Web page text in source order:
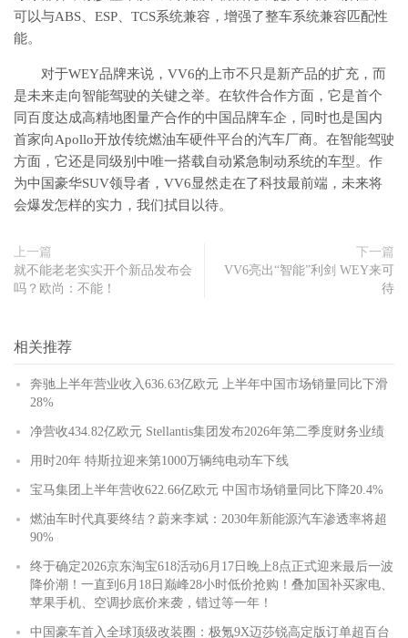
可以与ABS、ESP、TCS系统兼容，增强了整车系统兼容匹配性
能。
对于WEY品牌来说，VV6的上市不只是新产品的扩充，而
是未来走向智能驾驶的关键之举。在软件合作方面，它是首个
同百度达成高精地图量产合作的中国品牌车企，同时也是国内
首家向Apollo开放传统燃油车硬件平台的汽车厂商。在智能驾驶
方面，它还是同级别中唯一搭载自动紧急制动系统的车型。作
为中国豪华SUV领导者，VV6显然走在了科技最前端，未来将
会爆发怎样的实力，我们拭目以待。
上一篇
就不能老老实实开个新品发布会
吗？欧尚：不能！
下一篇
VV6亮出“智能”利剑 WEY来可
待
相关推荐
奔驰上半年营业收入636.63亿欧元 上半年中国市场销量同比下滑
28%
净营收434.82亿欧元 Stellantis集团发布2026年第二季度财务业绩
用时20年 特斯拉迎来第1000万辆纯电动车下线
宝马集团上半年营收622.66亿欧元 中国市场销量同比下降20.4%
燃油车时代真要终结？蔚来李斌：2030年新能源汽车渗透率将超
90%
终于确定2026京东淘宝618活动6月17日晚上8点正式迎来最后一波
降价潮！一直到6月18日巅峰28小时低价抢购！叠加国补买家电、
苹果手机、空调抄底价来袭，错过等一年！
中国豪车首入全球顶级改装圈：极氪9X迈莎锐高定版订单超百台